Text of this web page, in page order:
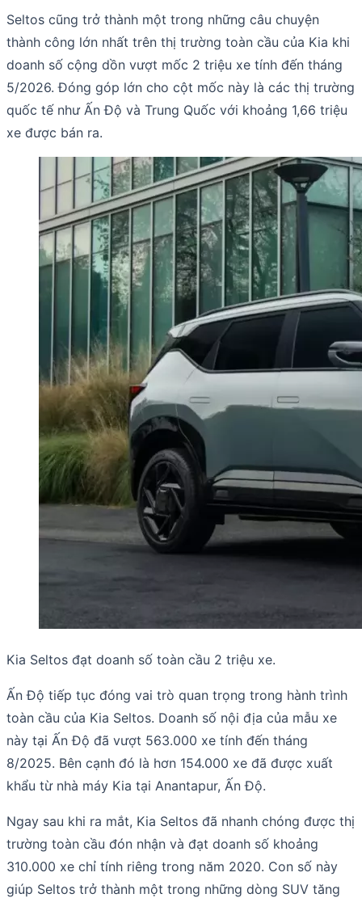
Seltos cũng trở thành một trong những câu chuyện
thành công lớn nhất trên thị trường toàn cầu của Kia khi
doanh số cộng dồn vượt mốc 2 triệu xe tính đến tháng
5/2026. Đóng góp lớn cho cột mốc này là các thị trường
quốc tế như Ấn Độ và Trung Quốc với khoảng 1,66 triệu
xe được bán ra.
Kia Seltos đạt doanh số toàn cầu 2 triệu xe.
Ấn Độ tiếp tục đóng vai trò quan trọng trong hành trình
toàn cầu của Kia Seltos. Doanh số nội địa của mẫu xe
này tại Ấn Độ đã vượt 563.000 xe tính đến tháng
8/2025. Bên cạnh đó là hơn 154.000 xe đã được xuất
khẩu từ nhà máy Kia tại Anantapur, Ấn Độ.
Ngay sau khi ra mắt, Kia Seltos đã nhanh chóng được thị
trường toàn cầu đón nhận và đạt doanh số khoảng
310.000 xe chỉ tính riêng trong năm 2020. Con số này
giúp Seltos trở thành một trong những dòng SUV tăng